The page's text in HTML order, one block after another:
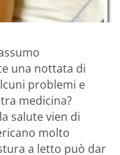
una nottata di
problemi e
medicina?
salute vien di
molto
a letto può dar